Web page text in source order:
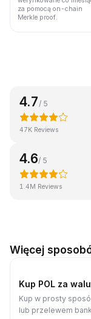
za pomocą on-chain
Merkle proof.
4.7 / 5
47K Reviews
4.6/ 5
1.4M Reviews
Więcej
Kup POL za
Kup w prosty
lub przelewem